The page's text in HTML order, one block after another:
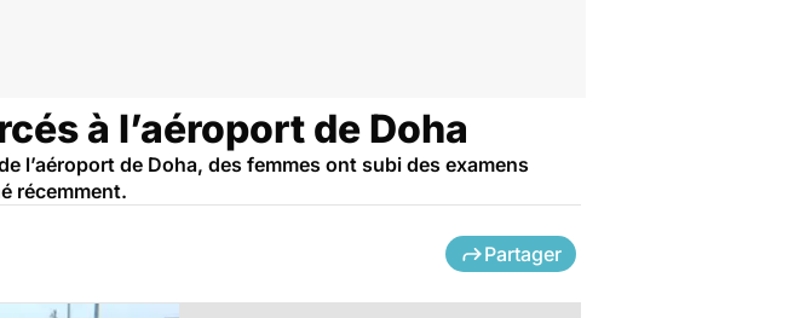
à l’aéroport de Doha
l’aéroport de Doha, des femmes ont subi des examens
récemment.
Partager